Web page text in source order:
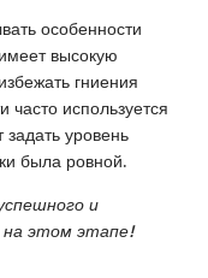
особенности
высокую
гниения
часто используется
задать уровень
была ровной.
и
на этом этапе!